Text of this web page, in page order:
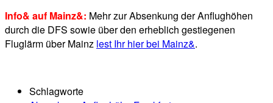
Info& auf Mainz&: Mehr zur Absenkung der Anflughöhen
durch die DFS sowie über den erheblich gestiegenen
Fluglärm über Mainz lest Ihr hier bei Mainz&.
Schlagworte